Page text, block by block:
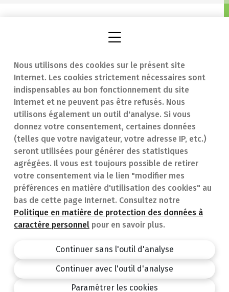
Nous utilisons des cookies sur le présent site
Internet. Les cookies strictement nécessaires sont
indispensables au bon fonctionnement du site
Internet et ne peuvent pas être refusés. Nous
utilisons également un outil d'analyse. Si vous
donnez votre consentement, certaines données
(telles que votre navigateur, votre adresse IP, etc.)
seront utilisées pour générer des statistiques
agrégées. Il vous est toujours possible de retirer
votre consentement via le lien "modifier mes
préférences en matière d'utilisation des cookies" au
bas de cette page Internet. Consultez notre
Politique en matière de protection des données à
caractère personnel pour en savoir plus.
Continuer sans l'outil d'analyse
Continuer avec l'outil d'analyse
Paramétrer les cookies
Trouver une
pharmacie
Notre expertise
Maladies
Médicaments
En cas d'urgence
Contact
Questions
fréquentes (FAQ)
Pharmacie.be
Privacy policy
Conditions générales
design by